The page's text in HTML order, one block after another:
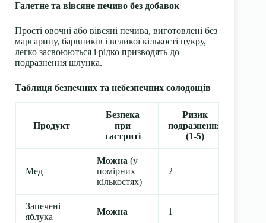
Галетне та вівсяне печиво без добавок
Прості овочні або вівсяні печива, виготовлені без
маргарину, барвників і великої кількості цукру,
легко засвоюються і рідко призводять до
подразнення шлунка.
Таблиця безпечних та небезпечних солодощів
Продукт
Безпека
при
гастриті
Ризик
подразнення
(1-5)
Мед
Можна (у
помірних
кількостях)
2
Запечені
яблука
Можна 1